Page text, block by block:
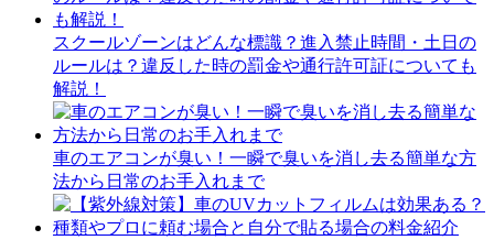
スクールゾーンはどんな標識？進入禁止時間・土日の
ルールは？違反した時の罰金や通行許可証についても
解説！
車のエアコンが臭い！一瞬で臭いを消し去る簡単な方
法から日常のお手入れまで